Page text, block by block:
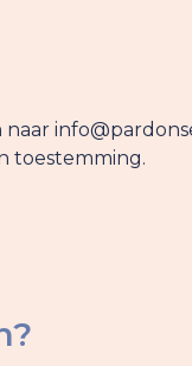
toestemming.